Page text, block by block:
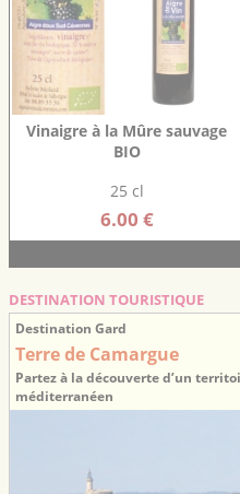
Vinaigre à la Mûre sauvage
BIO
25 cl
6.00 €
DESTINATION TOURISTIQUE
Destination Gard
Terre de Camargue
Partez à la découverte d’un
méditerranéen